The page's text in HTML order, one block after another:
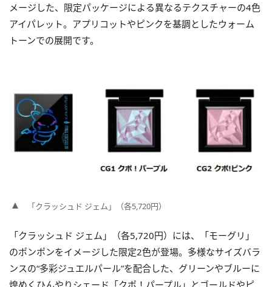
メージした、限定パッケージによる異なるテクスチャーの4色
アイパレット。アプリコットやピンクを基調としたウォーム
トーンでの展開です。
「クラッシュド ジェム」（各5,720円）
「クラッシュド ジェム」（各5,720円）には、「モーグリ」
のポンポンをイメージした限定2色が登場。多様なサイズバラ
ンスの“多彩ジュエルパール”を配合した、グリーンやブルーに
煌めくひんやりシェード「クポ！パープル」とゴールドやピ